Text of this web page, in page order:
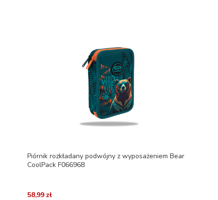
Piórnik rozkładany podwójny z wyposażeniem Bear
CoolPack F066968
58,99 zł